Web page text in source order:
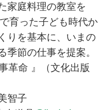
家庭料理の教室を
育った子ども時代か
りを基本に、いまの
季節の仕事を提案。
革命 』（文化出版
智子